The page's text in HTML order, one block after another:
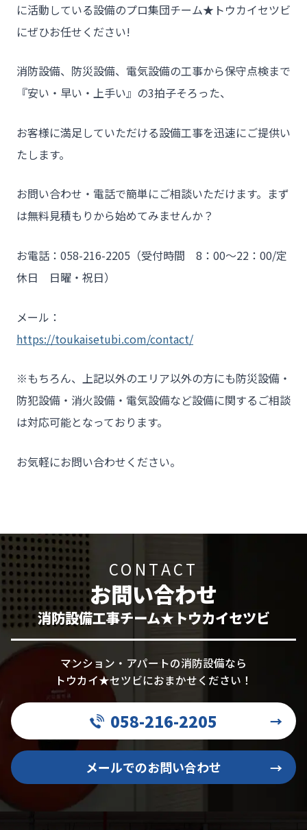
に活動している設備のプロ集団チーム★トウカイセツビ
にぜひお任せください!
消防設備、防災設備、電気設備の工事から保守点検まで
『安い・早い・上手い』の3拍子そろった、
お客様に満足していただける設備工事を迅速にご提供い
たします。
お問い合わせ・電話で簡単にご相談いただけます。まず
は無料見積もりから始めてみませんか？
お電話：058-216-2205（受付時間 8：00～22：00/定
休日 日曜・祝日）
メール：
https://toukaisetubi.com/contact/
※もちろん、上記以外のエリア以外の方にも防災設備・
防犯設備・消火設備・電気設備など設備に関するご相談
は対応可能となっております。
お気軽にお問い合わせください。
CONTACT
お問い合わせ
消防設備工事チーム★トウカイセツビ
マンション・アパートの消防設備なら
トウカイ★セツビにおまかせください！
058-216-2205 →
メールでのお問い合わせ →